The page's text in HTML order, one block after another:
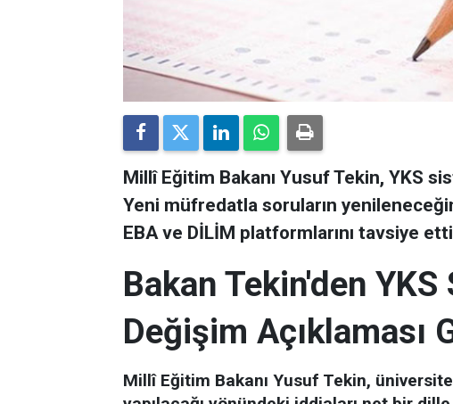
Millî Eğitim Bakanı Yusuf Tekin, YKS
Yeni müfredatla soruların
EBA ve DİLİM platformlarını tavsiye
Bakan Tekin'den YKS
Değişim Açıklaması
Millî Eğitim Bakanı Yusuf Tekin,